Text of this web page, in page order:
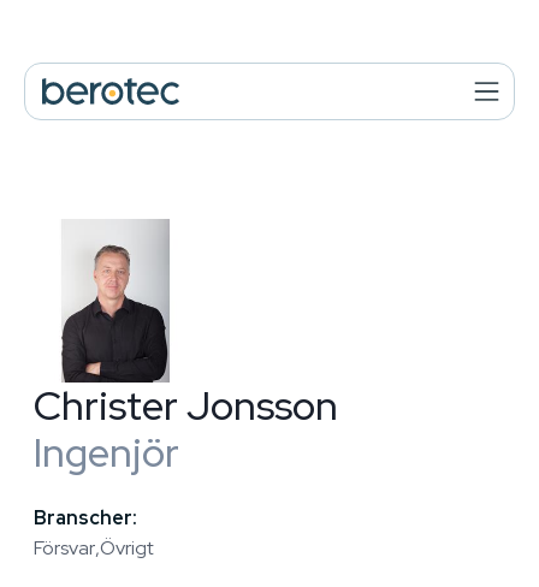
Christer Jonsson
Ingenjör
Branscher:
FörsvarÖvrigt